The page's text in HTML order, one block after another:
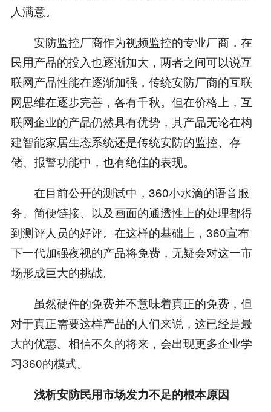
人满意。
安防监控厂商作为视频监控的专业厂商，在
民用产品的投入也逐渐加大，两者之间可以说互
联网产品性能在逐渐加强，传统安防厂商的互联
网思维在逐步完善，各有千秋。但在价格上，互
联网企业的产品仍然具有优势，其产品无论在构
建智能家居生态系统还是传统安防的监控、存
储、报警功能中，也有绝佳的表现。
在目前公开的测试中，360小水滴的语音服
务、简便链接、以及画面的通透性上的处理都得
到测评人员的好评。在这样的基础上，360宣布
下一代加强夜视的产品将免费，无疑会对这一市
场形成巨大的挑战。
虽然硬件的免费并不意味着真正的免费，但
对于真正需要这样产品的人们来说，这已经是最
大的优惠。相信不久的将来，会出现更多企业学
习360的模式。
浅析安防民用市场发力不足的根本原因